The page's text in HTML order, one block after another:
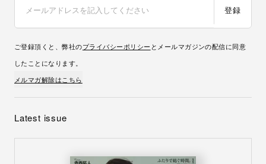
登録
ご登録頂くと、弊社のプライバシーポリシー とメールマガジンの配信に同意
したことになります。
メルマガ解除はこちら
Latest issue